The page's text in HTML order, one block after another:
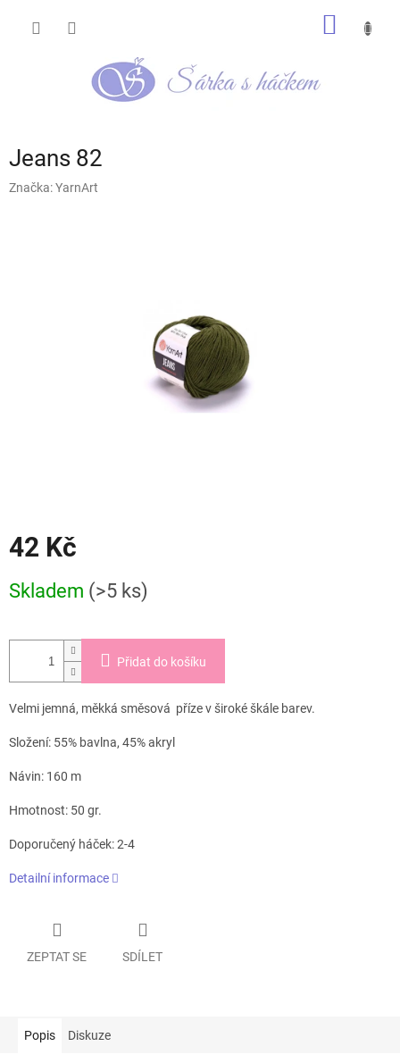
Jeans 82
Značka:YarnArt
42 Kč
cena:
Skladem (>5 ks)
Přidat do košíku
Velmi jemná, měkká směsová příze v široké škále barev.
Složení: 55% bavlna, 45% akryl
Návin: 160 m
Hmotnost: 50 gr.
Doporučený háček: 2-4
Detailní informace
ZEPTAT SE SDÍLET
Popis Diskuze